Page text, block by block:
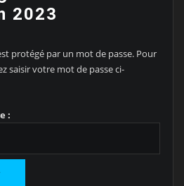
2023
protégé par un mot de passe. Pour
saisir votre mot de passe ci-
: